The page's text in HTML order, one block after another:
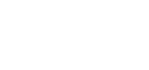
respecto a la Firebird
de 9 capas. Fuera de la marca,
más estable en afinación
SG Standard, la Firebird tiene